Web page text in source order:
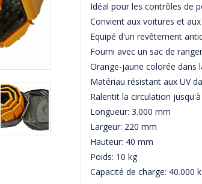
Idéal pour les contrôles de
Convient aux voitures et
Equipé d'un revêtement
Fourni avec un sac de
Orange-jaune colorée dans
Matériau résistant aux UV
Ralentit la circulation
Longueur: 3.000 mm
Largeur: 220 mm
Hauteur: 40 mm
Poids: 10 kg
Capacité de charge: 40.000